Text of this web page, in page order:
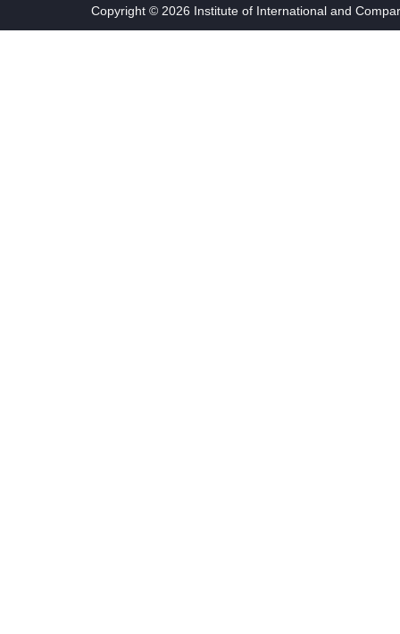
Copyright © 2026 Institute of International and